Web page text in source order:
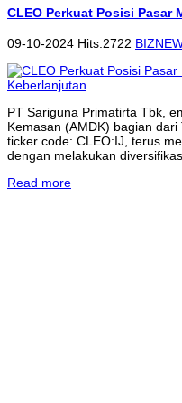
CLEO Perkuat Posisi Pasar
09-10-2024 Hits:2722
PT Sariguna Primatirta Tbk,
Kemasan (AMDK) bagian
ticker code: CLEO:IJ, terus
dengan melakukan
Read more